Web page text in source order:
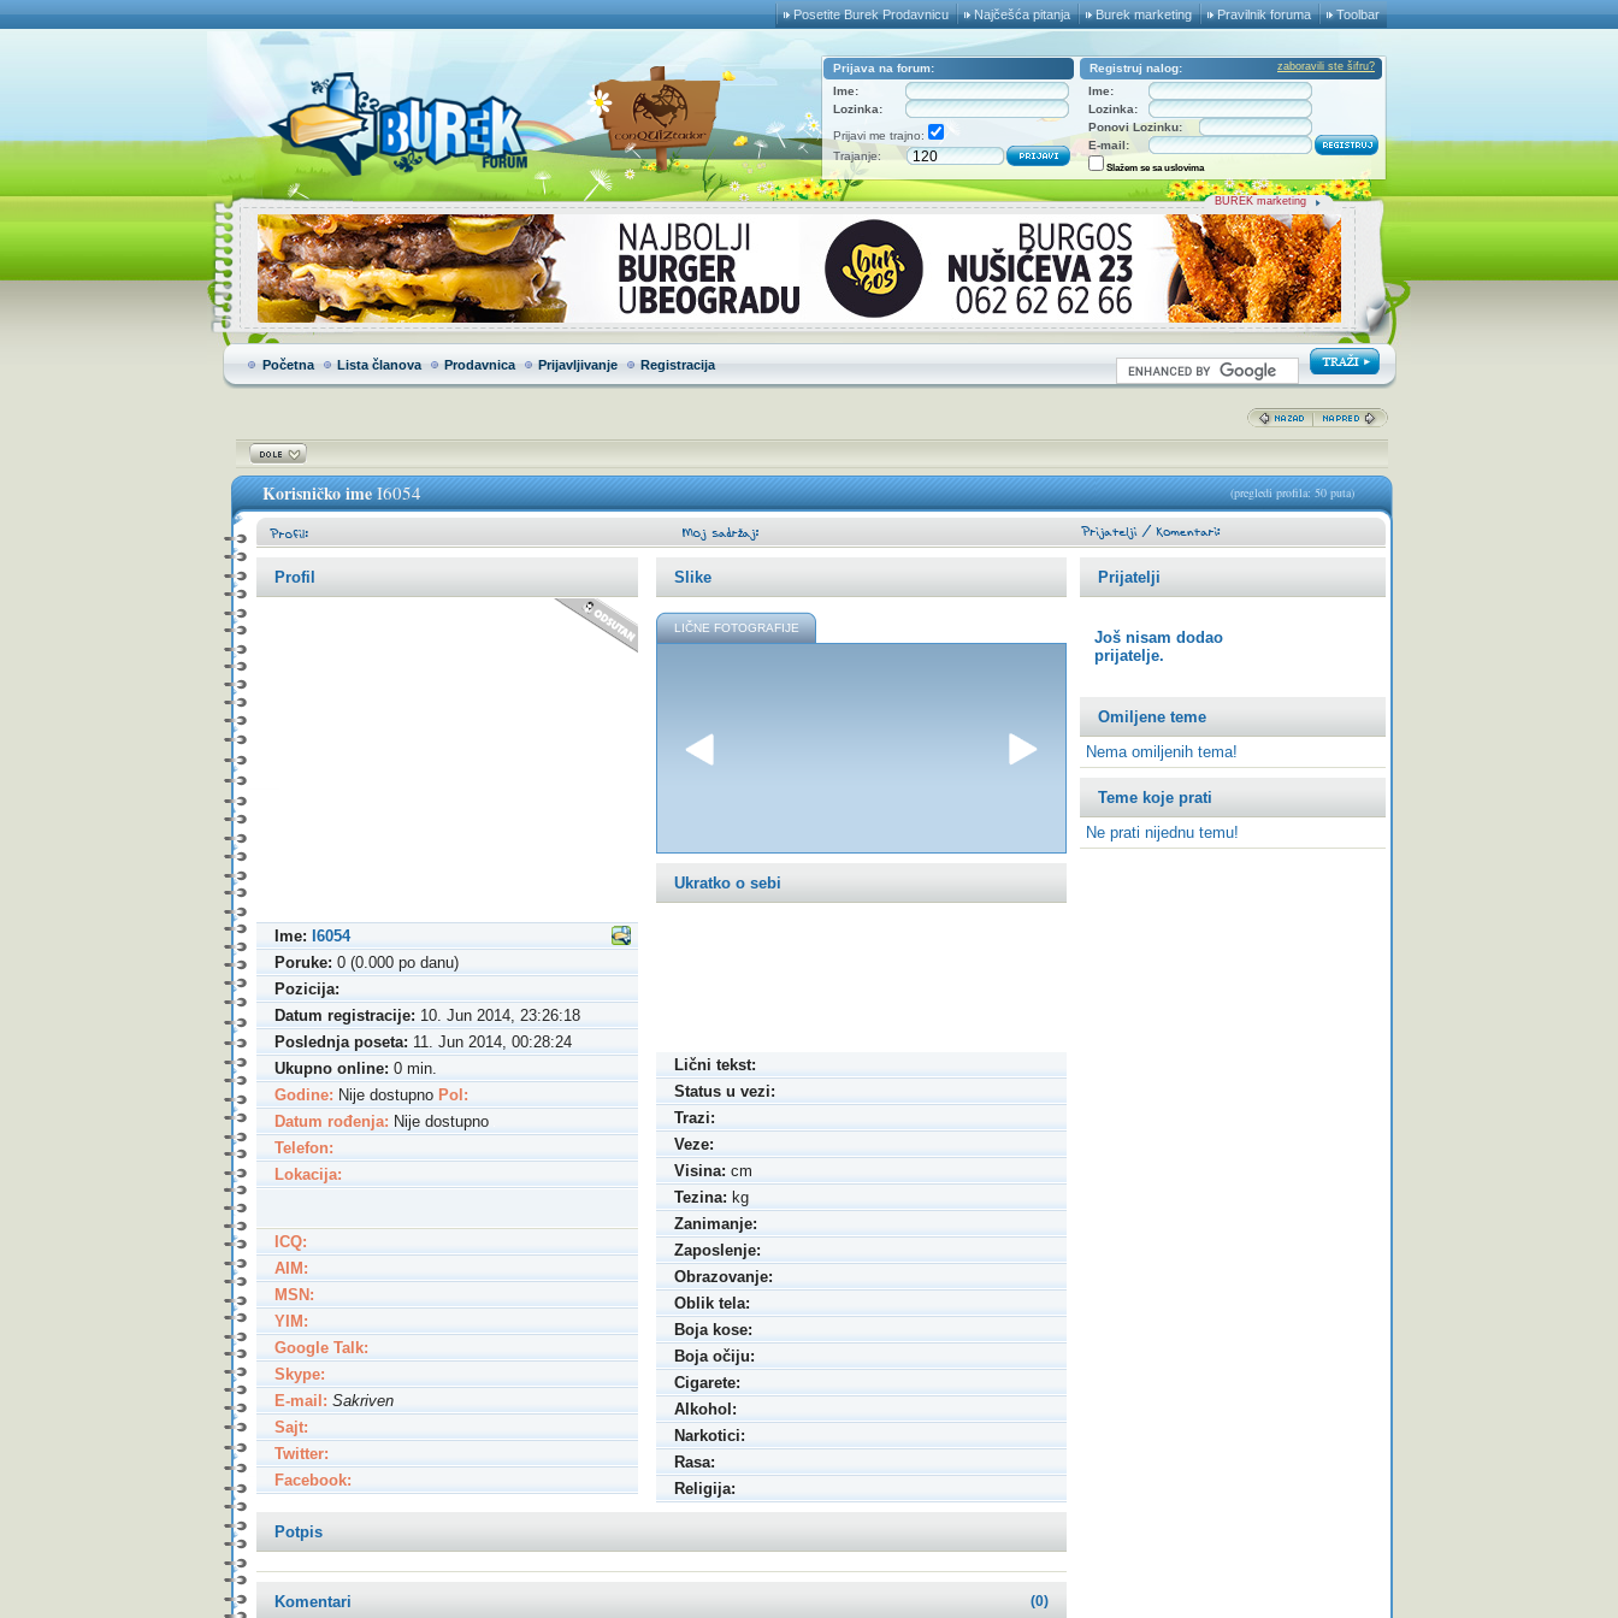
Toolbar
Pravilnik foruma
Burek marketing
Najčešća pitanja
Posetite Burek Prodavnicu
Prijava na forum:
Ime:
Lozinka:
Prijavi me trajno:
Trajanje:
Registruj nalog: zaboravili ste šifru?
Ime:
Lozinka:
Ponovi Lozinku:
E-mail:
Slažem se sa uslovima
BUREK marketing
Početna Lista članova Prodavnica Prijavljivanje Registracija
Korisničko ime I6054 (pregledi profila: 50 puta)
Profil
Ime: I6054
Poruke: 0 (0.000 po danu)
Pozicija:
Datum registracije: 10. Jun 2014, 23:26:18
Poslednja poseta: 11. Jun 2014, 00:28:24
Ukupno online: 0 min.
Godine: Nije dostupno Pol:
Datum rođenja: Nije dostupno
Telefon:
Lokacija:
ICQ:
AIM:
MSN:
YIM:
Google Talk:
Skype:
E-mail: Sakriven
Sajt:
Twitter:
Facebook:
Slike
LIČNE FOTOGRAFIJE
Ukratko o sebi
Lični tekst:
Status u vezi:
Trazi:
Veze:
Visina: cm
Tezina: kg
Zanimanje:
Zaposlenje:
Obrazovanje:
Oblik tela:
Boja kose:
Boja očiju:
Cigarete:
Alkohol:
Narkotici:
Rasa:
Religija:
Potpis
Komentari (0)
Prijatelji
Još nisam dodao
prijatelje.
Omiljene teme
Nema omiljenih tema!
Teme koje prati
Ne prati nijednu temu!